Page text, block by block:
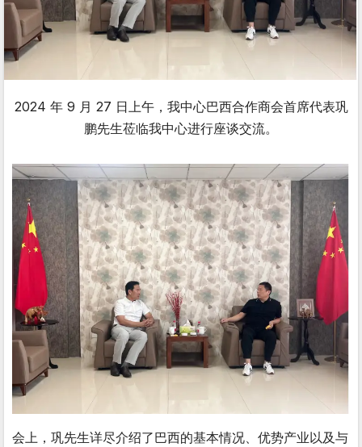
2024 年 9 月 27 日上午，我中心巴西合作商会首席代表巩
鹏先生莅临我中心进行座谈交流。
会上，巩先生详尽介绍了巴西的基本情况、优势产业以及与